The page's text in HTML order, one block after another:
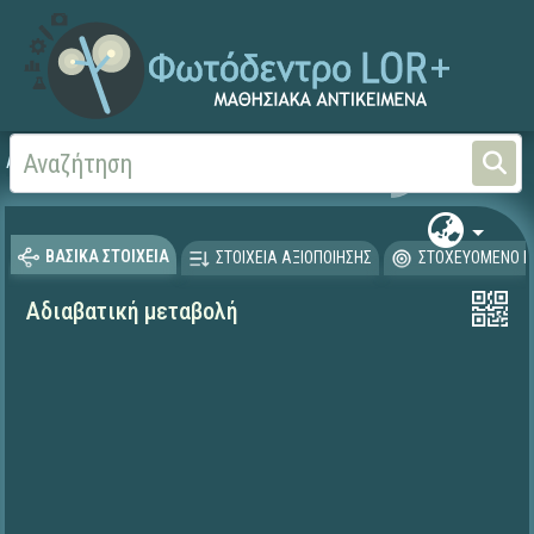
Αρχική Φυσικές Επιστήμες -
ΒΑΣΙΚΑ ΣΤΟΙΧΕΙΑ ΣΤΟΙΧΕΙΑ ΑΞΙΟΠΟΙΗΣΗΣ ΣΤΟΧΕΥΟΜΕΝΟ
Αδιαβατική μεταβολή